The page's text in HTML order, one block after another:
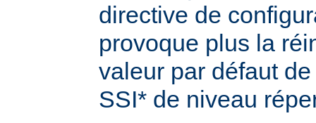
directive de
provoque plus la
valeur par défaut
SSI* de niveau